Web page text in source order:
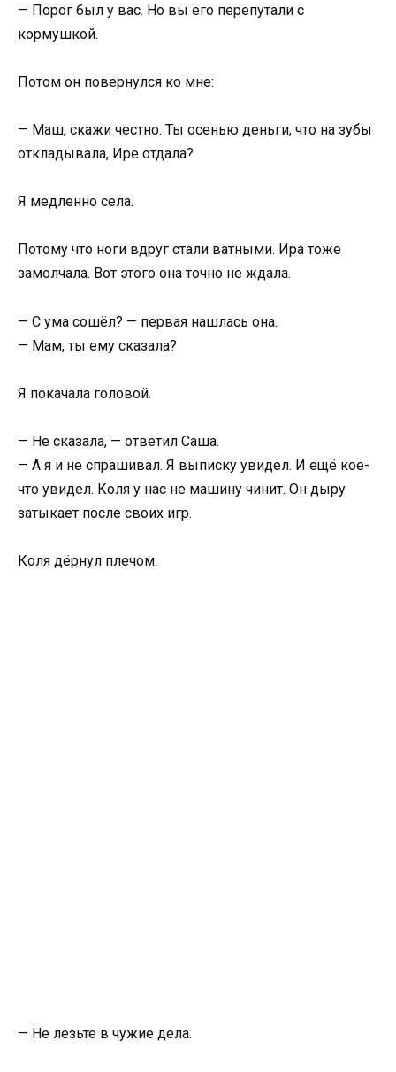
— Порог был у вас. Но вы его перепутали с
кормушкой.
Потом он повернулся ко мне:
— Маш, скажи честно. Ты осенью деньги, что на зубы
откладывала, Ире отдала?
Я медленно села.
Потому что ноги вдруг стали ватными. Ира тоже
замолчала. Вот этого она точно не ждала.
— С ума сошёл? — первая нашлась она.
— Мам, ты ему сказала?
Я покачала головой.
— Не сказала, — ответил Саша.
— А я и не спрашивал. Я выписку увидел. И ещё кое-
что увидел. Коля у нас не машину чинит. Он дыру
затыкает после своих игр.
Коля дёрнул плечом.
— Не лезьте в чужие дела.